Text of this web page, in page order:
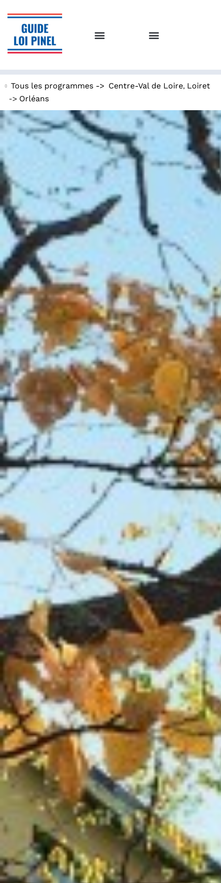
Tous les programmes -> Centre-Val de Loire, Loiret
-> Orléans